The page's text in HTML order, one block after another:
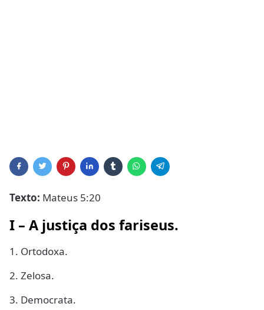
Texto: Mateus 5:20
I – A justiça dos fariseus.
1. Ortodoxa.
2. Zelosa.
3. Democrata.